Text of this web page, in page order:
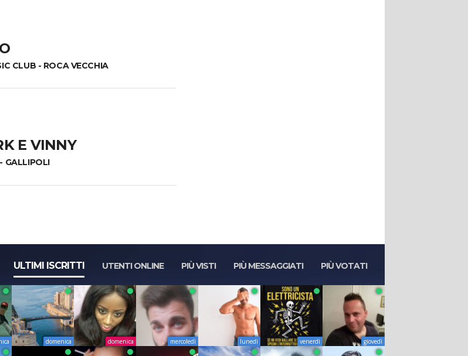
CLUB - ROCA VECCHIA
E VINNY
GALLIPOLI
ULTIMI ISCRITTI UTENTI ONLINE PIÙ VISTI PIÙ MESSAGGIATI PIÙ VOTATI
domenica domenica mercoledì lunedì venerdì giovedì